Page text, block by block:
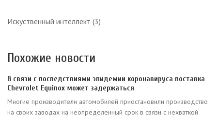
Искуственный интеллект (3)
Похожие новости
В связи с последствиями эпидемии коронавируса поставка
Chevrolet Equinox может задержаться
Многие производители автомобилей приостановили производство
на своих заводах на неопределенный срок в связи с нехваткой